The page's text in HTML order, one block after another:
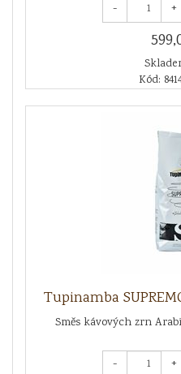
- +
Kód:
Tupinamba
Směs kávových zrn
- +